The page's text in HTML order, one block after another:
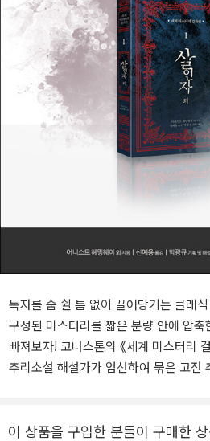
독자를 숨 쉴 틈 없이 끌어당기는 클래식 미스
구성된 미스터리를 짧은 분량 안에 압축
빠져보자! 코너스톤의 《세계 미스터리
추리소설 해설가가 엄선하여 묶은 고전
었다. 이야기 대부분이 등장인물의 대화로 이루어지고, 짧은 분량임
이 상품을 구입한 분들이 구매한